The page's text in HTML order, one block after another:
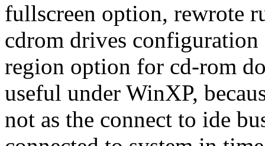
fullscreen option, rewrote
cdrom drives
region option for cd-rom
useful under WinXP,
not as the connect to ide